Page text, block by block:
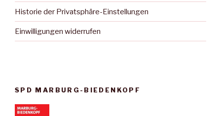
Historie der Privatsphäre-Einstellungen
Einwilligungen widerrufen
SPD MARBURG-BIEDENKOPF